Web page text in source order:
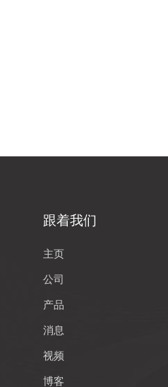
跟着我们
主页
公司
产品
消息
视频
博客